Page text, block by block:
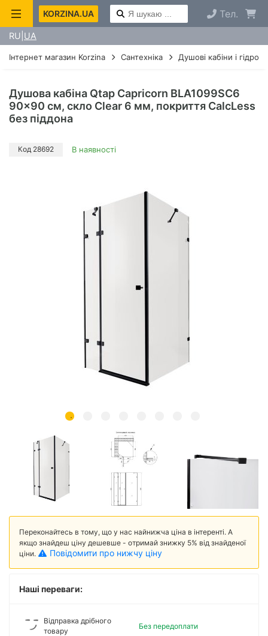
KORZINA.UA Тел.
RU UA
Інтернет магазин Korzina Сантехніка Душові кабіни і
Душова кабіна Qtap Capricorn BLA1099SC6
90x90 см, скло Clear 6 мм, покриття CalcLess
без піддона
Код 28692 В наявності
Переконайтесь в тому, що у нас найнижча ціна в інтеренті. А
якщо знайдеш ціну дешевше - отримай знижку 5% від знайденої
ціни.
Повідомити про нижчу ціну
Наші переваги:
Відправка дрібного
товару
Без передоплати